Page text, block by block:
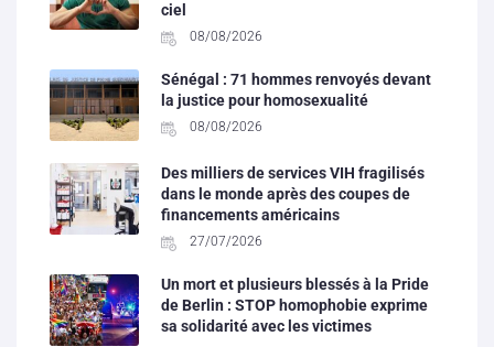
ciel
08/08/2026
Sénégal : 71 hommes renvoyés devant
la justice pour homosexualité
08/08/2026
Des milliers de services VIH fragilisés
dans le monde après des coupes de
financements américains
27/07/2026
Un mort et plusieurs blessés à la Pride
de Berlin : STOP homophobie exprime
sa solidarité avec les victimes